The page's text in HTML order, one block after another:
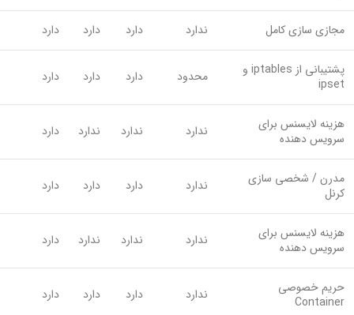
مجازی سازی کامل ندارد دارد دارد دارد
پشتیبانی از iptables و
ipset
محدود دارد دارد دارد
هزینه لایسنس برای
سرویس دهنده
ندارد ندارد ندارد دارد
مدرن / شخصی سازی
کرنل
ندارد دارد دارد دارد
هزینه لایسنس برای
سرویس دهنده
ندارد ندارد ندارد دارد
حریم خصوصی
Container
ندارد دارد دارد دارد